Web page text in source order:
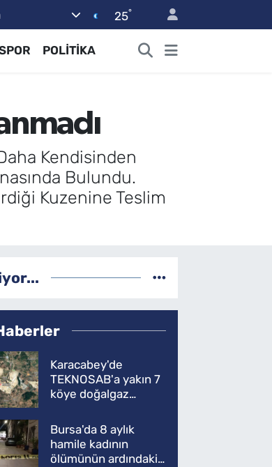
25°
POLİTİKA
Kendisinden
Bulundu.
Kuzenine Teslim
Karacabey'de
TEKNOSAB'a yakın 7
köye doğalgaz
Bursa'da 8 aylık
hamile kadının
ölümünün ardındaki